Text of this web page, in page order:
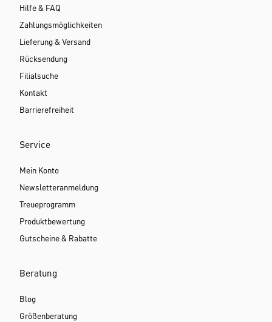
Hilfe & FAQ
Zahlungsmöglichkeiten
Lieferung & Versand
Rücksendung
Filialsuche
Kontakt
Barrierefreiheit
Service
Mein Konto
Newsletteranmeldung
Treueprogramm
Produktbewertung
Gutscheine & Rabatte
Beratung
Blog
Größenberatung